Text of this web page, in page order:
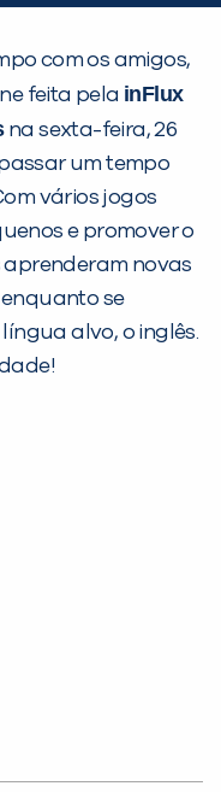
com os amigos,
feita pela inFlux
na sexta-feira, 26
um tempo
vários jogos
e promover o
novas
se
alvo, o inglês.
DE MÉTODO
unidade
que
abaixo e
contato